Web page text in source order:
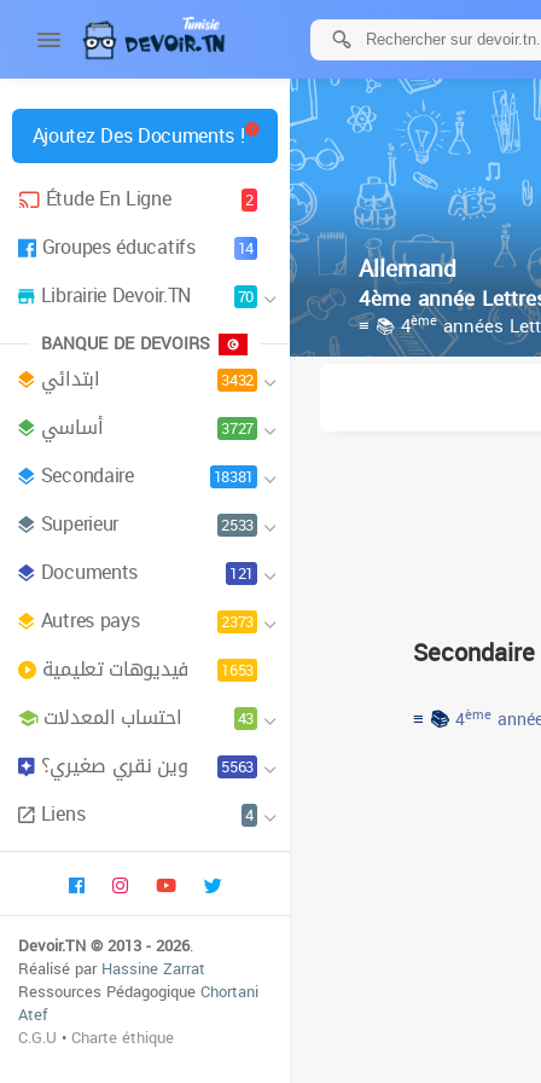
Ajoutez Des Documents !
Étude En Ligne
2
Groupes éducatifs 14
Librairie Devoir.TN 70
BANQUE DE DEVOIRS
ابتدائي 3432
أساسي 3727
Secondaire 18381
Superieur 2533
Documents 121
Autres pays 2373
فيديوهات تعليمية 1653
احتساب المعدلات 43
وين نقري صغيري؟ 5563
Liens 4
Devoir.TN © 2013 - 2026.
Réalisé parHassine Zarrat
Ressources PédagogiqueChortani
Atef
C.G.U •Charte éthique
Allemand
4ème année
≡ 📚 4èmeannées
Secondaire
≡ 📚4ème